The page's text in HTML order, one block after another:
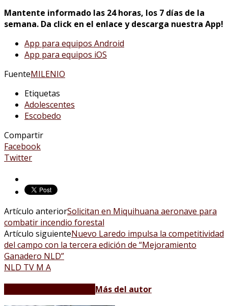
Mantente informado las 24 horas, los 7 días de la
semana. Da click en el enlace y descarga nuestra App!
App para equipos Android
App para equipos iOS
FuenteMILENIO
Etiquetas
Adolescentes
Escobedo
Compartir
Facebook
Twitter
Artículo anteriorSolicitan en Miquihuana aeronave para
combatir incendio forestal
Artículo siguienteNuevo Laredo impulsa la competitividad
del campo con la tercera edición de “Mejoramiento
Ganadero NLD”
NLD TV M A
Más del autor